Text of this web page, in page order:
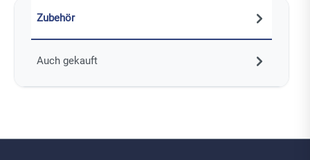
Zubehör
Auch gekauft